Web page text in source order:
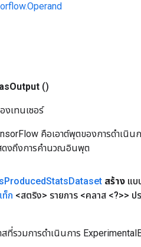
asOutput ()
เทนเซอร์
คือเอาต์พุตของการดำเนิน
งถึงการคำนวณอินพุต
ProducedStatsDataset สร้าง แ
ท็ก <สตริง> รายการ <คลาส <?>> ป
สที่รวมการดำเนินการ